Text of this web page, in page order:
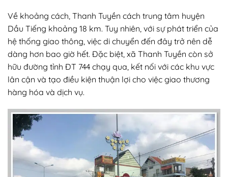
Về khoảng cách, Thanh Tuyền cách trung tâm huyện
Dầu Tiếng khoảng 18 km. Tuy nhiên, với sự phát triển của
hệ thống giao thông, việc di chuyển đến đây trở nên dễ
dàng hơn bao giờ hết. Đặc biệt, xã Thanh Tuyền còn sở
hữu đường tỉnh ĐT 744 chạy qua, kết nối với các khu vực
lân cận và tạo điều kiện thuận lợi cho việc giao thương
hàng hóa và dịch vụ.